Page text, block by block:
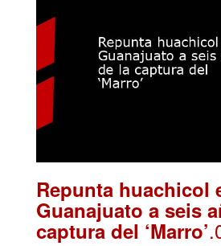
Repunta huachicol
Guanajuato a seis
captura del ‘Marro’